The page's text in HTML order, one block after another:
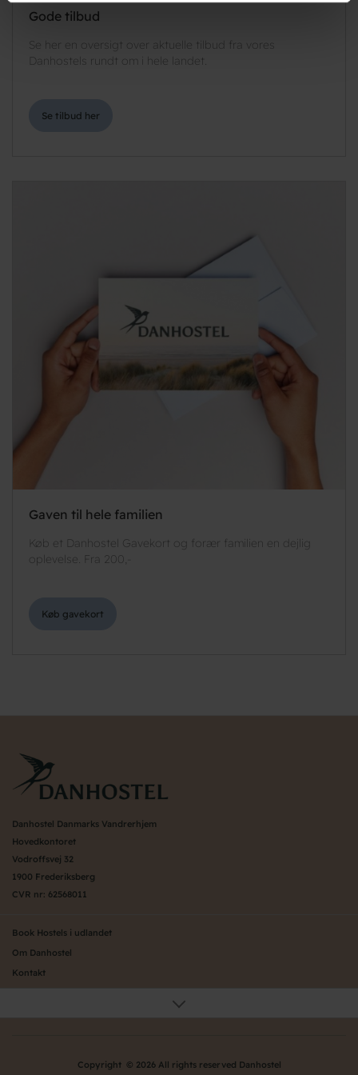
Gode tilbud
Se her en oversigt over aktuelle tilbud fra vores
Danhostels rundt om i hele landet.
Se tilbud her
Gaven til hele familien
Køb et Danhostel Gavekort og forær familien en dejlig
oplevelse. Fra 200,-
Køb gavekort
Danhostel Danmarks Vandrerhjem
Hovedkontoret
Vodroffsvej 32
1900 Frederiksberg
CVR nr: 62568011
Book Hostels i udlandet
Om Danhostel
Kontakt
Organisation (hovedkontor)Copyright © 2026 All rights reserved Danhostel